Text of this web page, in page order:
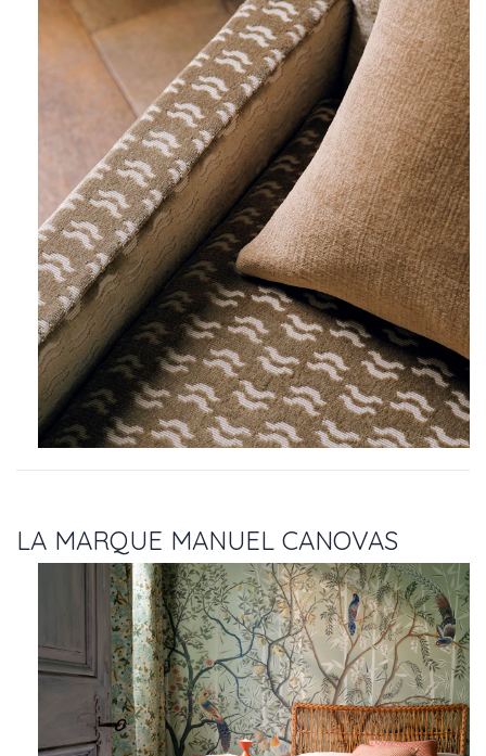
LA MARQUE MANUEL CANOVAS